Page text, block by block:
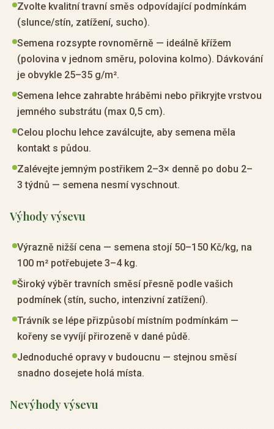
Zvolte kvalitní travní směs odpovídající podmínkám
(slunce/stín, zatížení, sucho).
Semena rozsypte rovnoměrně — ideálně křížem
(polovina v jednom směru, polovina kolmo). Dávkování
je obvykle 25–35 g/m².
Semena lehce zahrabte hráběmi nebo přikryjte vrstvou
jemného substrátu (max 0,5 cm).
Celou plochu lehce zaválcujte, aby semena měla
kontakt s půdou.
Zalévejte jemným postřikem 2–3× denně po dobu 2–
3 týdnů — semena nesmí vyschnout.
Výhody výsevu
Výrazně nižší cena — semena stojí 50–150 Kč/kg, na
100 m² potřebujete 3–4 kg.
Široký výběr travních směsí přesně podle vašich
podmínek (stín, sucho, intenzivní zatížení).
Trávník se lépe přizpůsobí místním podmínkám —
kořeny se vyvíjí přirozeně v dané půdě.
Jednoduché opravy v budoucnu — stejnou směsí
snadno dosejete holá místa.
Nevýhody výsevu